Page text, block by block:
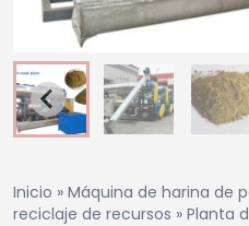
Inicio » Máquina de harina de
reciclaje de recursos » Planta